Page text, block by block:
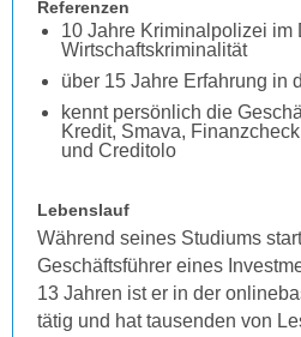
Referenzen
10 Jahre Kriminalpolizei im
Wirtschaftskriminalität
über 15 Jahre Erfahrung in
kennt persönlich die
Kredit, Smava,
und Creditolo
Lebenslauf
Während seines Studiums
Geschäftsführer eines
13 Jahren ist er in der
tätig und hat tausenden von